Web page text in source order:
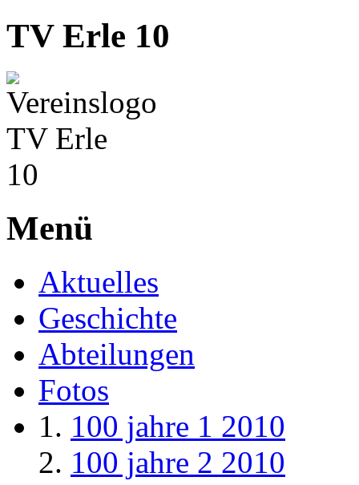
TV Erle 10
Menü
Aktuelles
Geschichte
Abteilungen
Fotos
100 jahre 1 2010
100 jahre 2 2010